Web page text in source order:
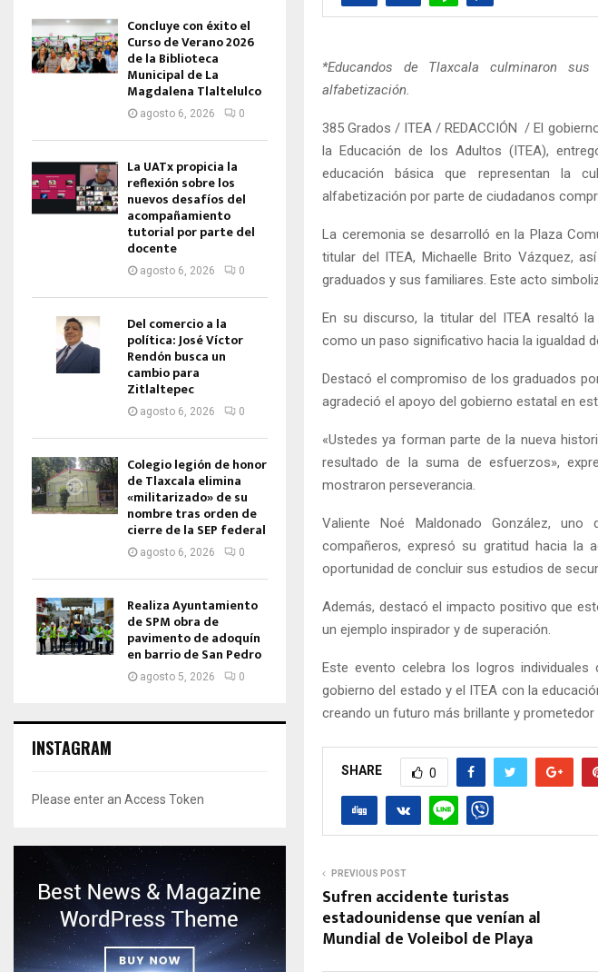
*Educandos de Tlaxcala culminaron
alfabetización.
385 Grados / ITEA / REDACCIÓN / El
la Educación de los Adultos (ITEA),
educación básica que representan la
alfabetización por parte de ciudadanos
La ceremonia se desarrolló en la Plaza
titular del ITEA, Michaelle Brito Vázquez,
graduados y sus familiares. Este acto
En su discurso, la titular del ITEA resaltó
como un paso significativo hacia la igualdad
Destacó el compromiso de los graduados
agradeció el apoyo del gobierno estatal en
«Ustedes ya forman parte de la nueva
resultado de la suma de esfuerzos»,
mostraron perseverancia.
Valiente Noé Maldonado González,
compañeros, expresó su gratitud hacia la
oportunidad de concluir sus estudios de
Además, destacó el impacto positivo que
un ejemplo inspirador y de superación.
Este evento celebra los logros
gobierno del estado y el ITEA con la
creando un futuro más brillante y prometedor
SHARE 0
PREVIOUS POST
Sufren accidente turistas
estadounidense que venían al
Mundial de Voleibol de Playa
Concluye con éxito el
Curso de Verano 2026
de la Biblioteca
Municipal de La
Magdalena Tlaltelulco
agosto 6, 2026 0
La UATx propicia la
reflexión sobre los
nuevos desafíos del
acompañamiento
tutorial por parte del
docente
agosto 6, 2026 0
Del comercio a la
política: José Víctor
Rendón busca un
cambio para
Zitlaltepec
agosto 6, 2026 0
Colegio legión de honor
de Tlaxcala elimina
«militarizado» de su
nombre tras orden de
cierre de la SEP federal
agosto 6, 2026 0
Realiza Ayuntamiento
de SPM obra de
pavimento de adoquín
en barrio de San Pedro
agosto 5, 2026 0
INSTAGRAM
Please enter an Access Token